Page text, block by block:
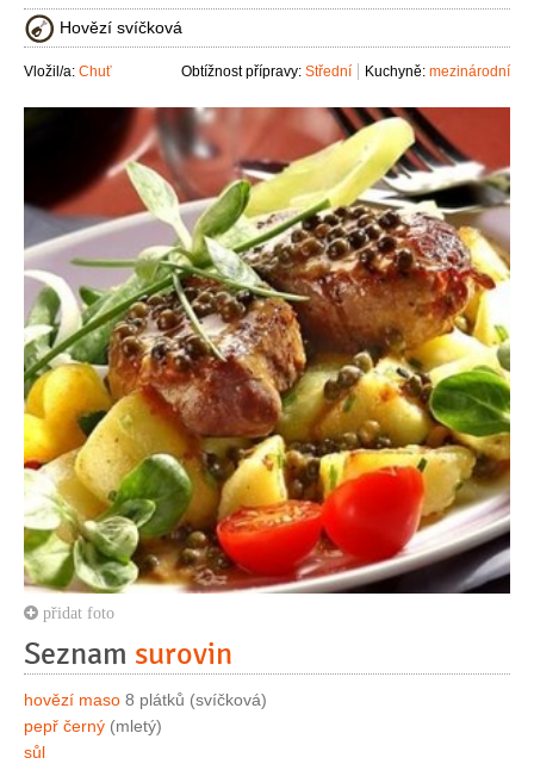
Hovězí svíčková
Vložil/a: Chuť Kuchyně: mezinárodní
Obtížnost přípravy: Střední
přidat foto
Seznam surovin
hovězí maso 8 plátků (svíčková)
pepř černý (mletý)
sůl